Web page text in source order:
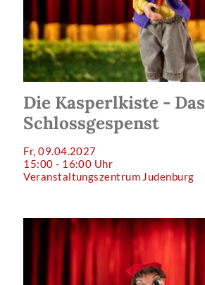
Die Kasperlkiste - Das
Schlossgespenst
Fr, 09.04.2027
15:00 - 16:00 Uhr
Veranstaltungszentrum Judenburg